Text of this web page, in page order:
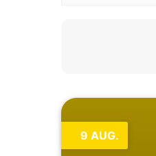
9 AUG.